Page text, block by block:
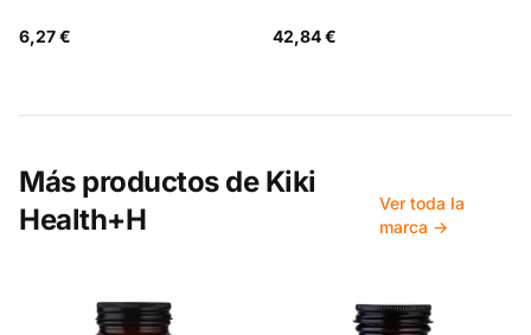
6,27 € 42,84 €
Más productos de Kiki
Health+H
Ver toda la
marca →